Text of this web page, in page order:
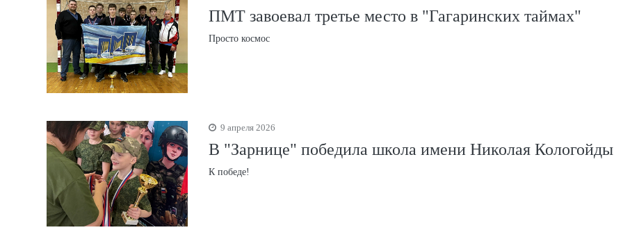
ПМТ завоевал третье место в "Гагаринских таймах"
Просто космос
9 апреля 2026
В "Зарнице" победила школа имени Николая Кологойды
К победе!